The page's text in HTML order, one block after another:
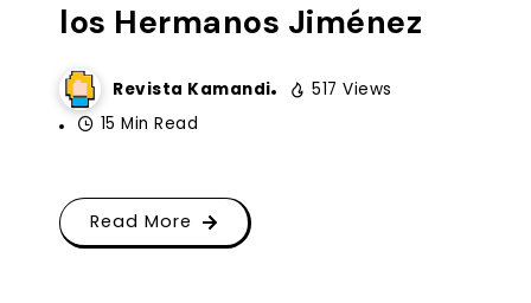
los Hermanos Jiménez
Revista Kamandi
517 Views
15 Min Read
Read More